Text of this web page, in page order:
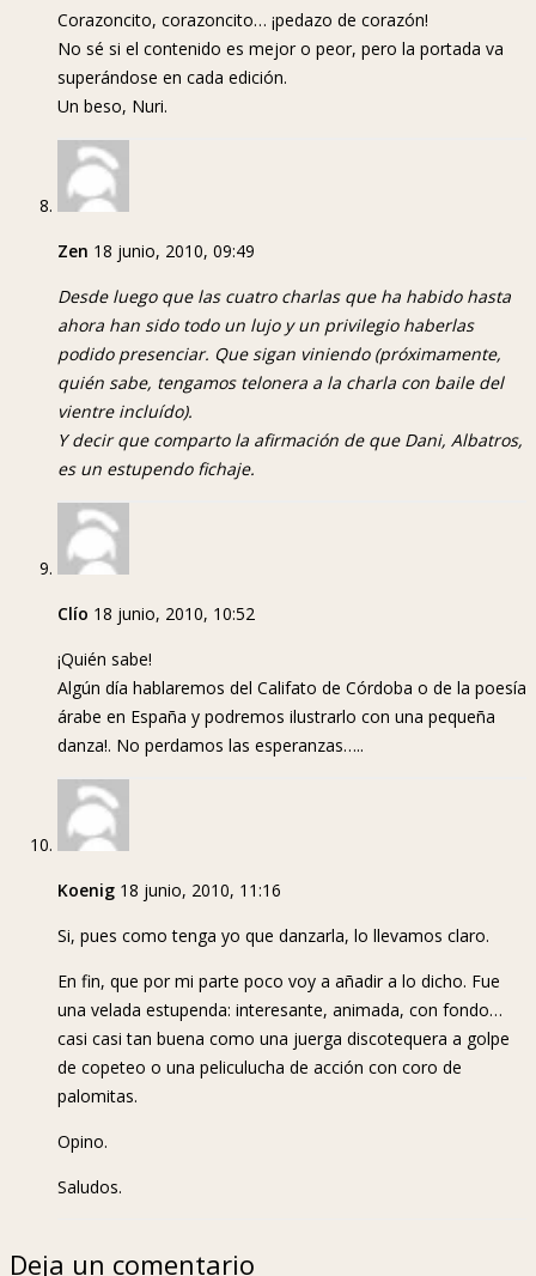
Corazoncito, corazoncito… ¡pedazo de corazón!
No sé si el contenido es mejor o peor, pero la portada va
superándose en cada edición.
Un beso, Nuri.
Zen 18 junio, 2010, 09:49
Desde luego que las cuatro charlas que ha habido hasta
ahora han sido todo un lujo y un privilegio haberlas
podido presenciar. Que sigan viniendo (próximamente,
quién sabe, tengamos telonera a la charla con baile del
vientre incluído).
Y decir que comparto la afirmación de que Dani, Albatros,
es un estupendo fichaje.
Clío 18 junio, 2010, 10:52
¡Quién sabe!
Algún día hablaremos del Califato de Córdoba o de la poesía
árabe en España y podremos ilustrarlo con una pequeña
danza!. No perdamos las esperanzas…..
Koenig 18 junio, 2010, 11:16
Si, pues como tenga yo que danzarla, lo llevamos claro.
En fin, que por mi parte poco voy a añadir a lo dicho. Fue
una velada estupenda: interesante, animada, con fondo…
casi casi tan buena como una juerga discotequera a golpe
de copeteo o una peliculucha de acción con coro de
palomitas.
Opino.
Saludos.
Deja un comentario